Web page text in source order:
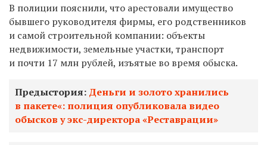
В полиции пояснили, что арестовали имущество
бывшего руководителя фирмы, его родственников
и самой строительной компании: объекты
недвижимости, земельные участки, транспорт
и почти 17 млн рублей, изъятые во время обыска.
Предыстория: Деньги и золото хранились
в пакете«: полиция опубликовала видео
обысков у экс-директора «Реставрации»